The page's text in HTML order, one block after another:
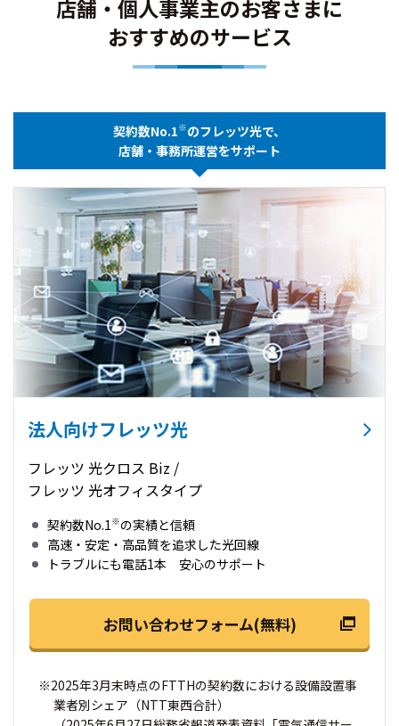
店舗・個人事業主のお客さまに
おすすめのサービス
契約数No.1※のフレッツ光で、
店舗・事務所運営をサポート
法人向けフレッツ光
フレッツ 光クロス Biz /
フレッツ 光オフィスタイプ
契約数No.1※の実績と信頼
高速・安定・高品質を追求した光回線
トラブルにも電話1本 安心のサポート
お問い合わせフォーム(無料)
※2025年3月末時点のFTTHの契約数における設備設置事
業者別シェア（NTT東西合計）